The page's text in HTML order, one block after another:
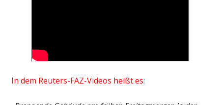
In dem Reuters-FAZ-Videos heißt es: